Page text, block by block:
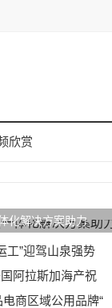
欣赏
化解决方案助力
工”迎驾山泉强势
阿拉斯加海产祝
商区域公用品牌“